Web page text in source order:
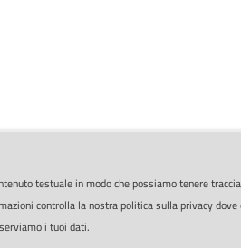
testuale in modo che possiamo tenere
controlla la nostra politica sulla privacy
i tuoi dati.